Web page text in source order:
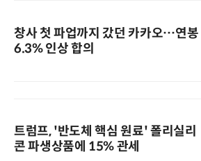
창사 첫 파업까지 갔던 카카오…연봉
6.3% 인상 합의
트럼프, '반도체 핵심 원료' 폴리실리
콘 파생상품에 15% 관세